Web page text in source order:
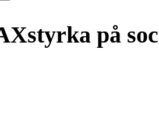
på